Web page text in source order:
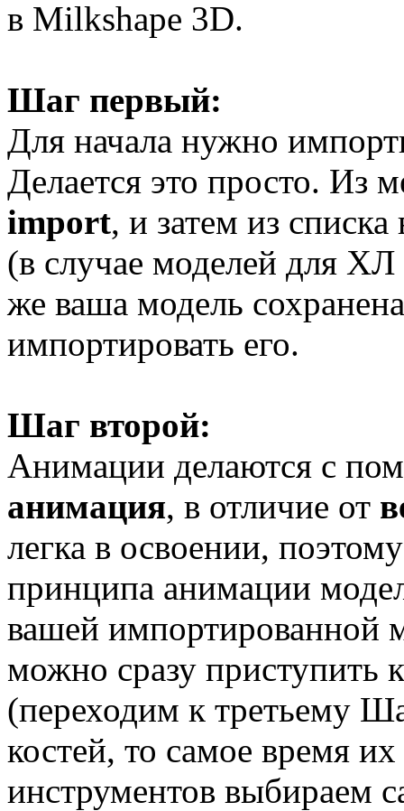
в Milkshape 3D.
Шаг первый:
Для начала нужно
Делается это просто. Из
import, и затем из
(в случае моделей для
же ваша модель
импортировать его.
Шаг второй:
Анимации делаются с
анимация, в отличие от
легка в освоении,
принципа анимации
вашей импортированной
можно сразу приступить
(переходим к третьему
костей, то самое время
инструментов выбираем